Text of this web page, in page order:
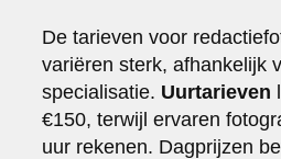
De tarieven voor
variëren sterk, afhankelijk
specialisatie. Uurtarieven
€150, terwijl ervaren
uur rekenen. Dagprijzen